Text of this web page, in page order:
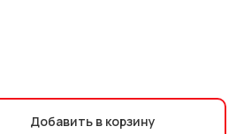
Добавить в корзину